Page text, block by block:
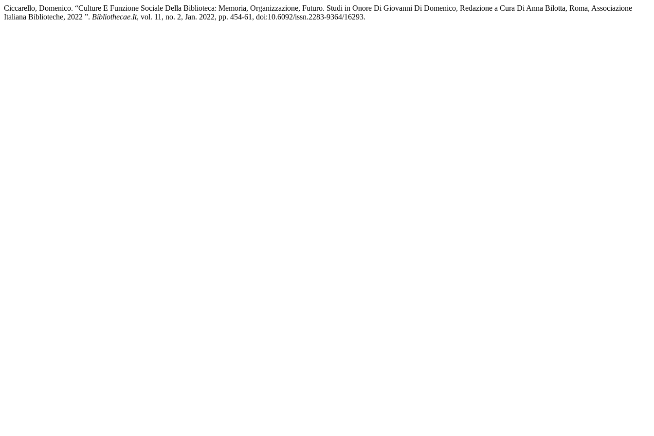
Ciccarello, Domenico. “Culture E Funzione Sociale Della Biblioteca: Memoria, Organizzazione, Futuro. Studi in Onore Di Giovanni Di Domenico, Redazione a Cura Di Anna Bilotta, Roma, Associazione
Italiana Biblioteche, 2022 ”. Bibliothecae.It, vol. 11, no. 2, Jan. 2022, pp. 454-61, doi:10.6092/issn.2283-9364/16293.